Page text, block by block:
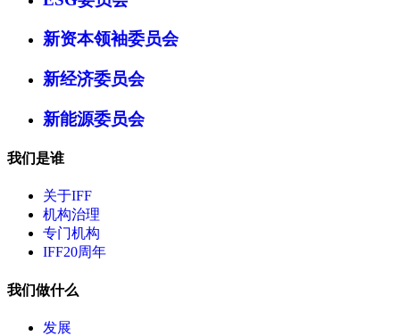
新资本领袖委员会
新经济委员会
新能源委员会
我们是谁
关于IFF
机构治理
专门机构
IFF20周年
我们做什么
发展